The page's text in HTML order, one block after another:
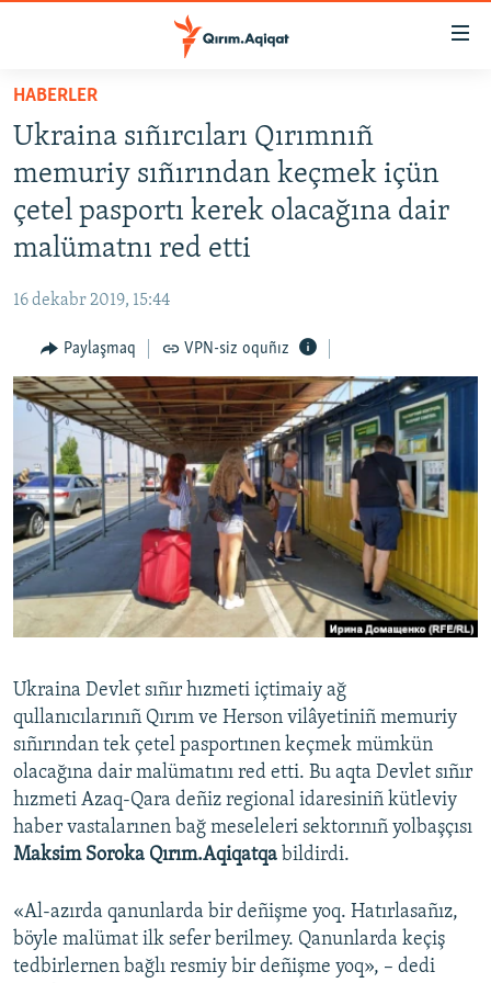
Esas
qaytmaq
Baş
navigatsiyağa
qaytmaq
Qıdıruvğa
HABERLER
İQTİSADİYAT
CEMİYET
İNSAN AQLARI
VİDEO
SÜRET
BLOGLAR
FİKİR
Русский
Українською
RFE/RS bütün saytları
HABERLER
Ukraina sıñırcıları Qırımnıñ
memuriy sıñırından keçmek içün
çetel pasportı kerek olacağına dair
malümatnı red etti
16 dekabr 2019, 15:44
Paylaşmaq VPN-siz oquñız
Ukraina Devlet sıñır hızmeti içtimaiy ağ
qullanıcılarınıñ Qırım ve Herson vilâyetiniñ memuriy
sıñırından tek çetel pasportınen keçmek mümkün
olacağına dair malümatını red etti. Bu aqta Devlet sıñır
hızmeti Azaq-Qara deñiz regional idaresiniñ kütleviy
haber vastalarınen bağ meseleleri sektorınıñ yolbaşçısı
Maksim Soroka Qırım.Aqiqatqa bildirdi.
«Al-azırda qanunlarda bir deñişme yoq. Hatırlasañız,
böyle malümat ilk sefer berilmey. Qanunlarda keçiş
tedbirlernen bağlı resmiy bir deñişme yoq», – dedi